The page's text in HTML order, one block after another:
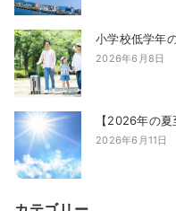
小学校低学年
2026年6月8日
【2026年の
2026年6月11日